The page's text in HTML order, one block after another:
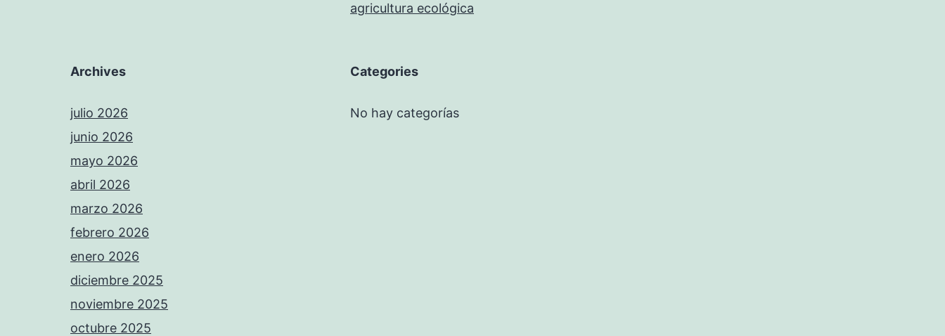
agricultura ecológica
Archives
julio 2026
junio 2026
mayo 2026
abril 2026
marzo 2026
febrero 2026
enero 2026
diciembre 2025
noviembre 2025
octubre 2025
Categories
No hay categorías